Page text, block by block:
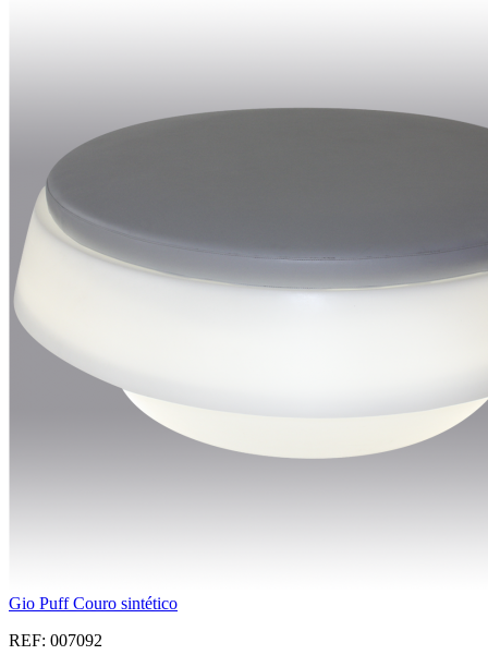
Gio Puff Couro sintético
REF: 007092